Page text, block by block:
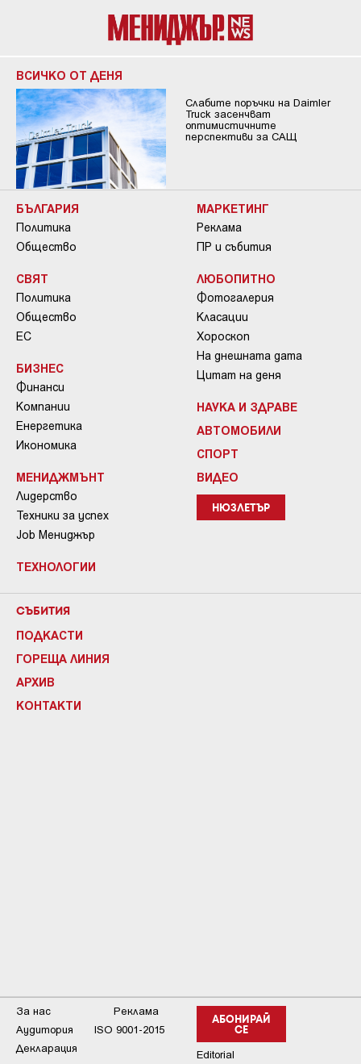
ВСИЧКО ОТ ДЕНЯ
Слабите поръчки на Daimler
Truck засенчват
оптимистичните
перспективи за САЩ
БЪЛГАРИЯ
Политика
Общество
СВЯТ
Политика
Общество
ЕС
БИЗНЕС
Финанси
Компании
Енергетика
Икономика
МЕНИДЖМЪНТ
Лидерство
Техники за успех
Job Мениджър
ТЕХНОЛОГИИ
МАРКЕТИНГ
Реклама
ПР и събития
ЛЮБОПИТНО
Фотогалерия
Класации
Хороскоп
На днешната дата
Цитат на деня
НАУКА И ЗДРАВЕ
АВТОМОБИЛИ
СПОРТ
ВИДЕО
НЮЗЛЕТЪР
СЪБИТИЯ
ПОДКАСТИ
ГОРЕЩА ЛИНИЯ
АРХИВ
КОНТАКТИ
АБОНИРАЙ
СЕ
Editorial
За нас
Реклама
Аудитория
ISO 9001-2015
Декларация